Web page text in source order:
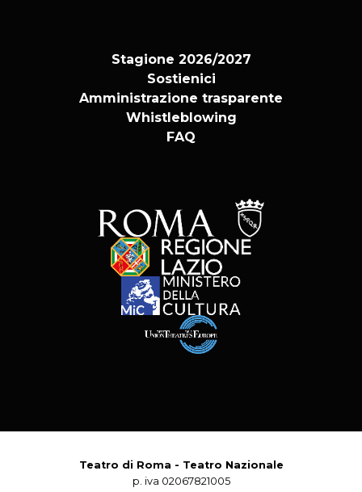
Stagione 2026/2027
Sostienici
Amministrazione trasparente
Whistleblowing
FAQ
Teatro di Roma - Teatro Nazionale
p. iva 02067821005